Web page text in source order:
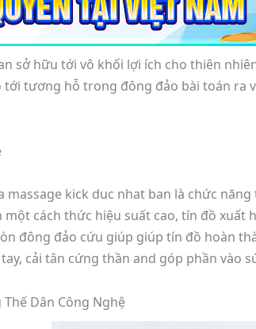
sở hữu tới vô khối lợi ích cho thiên
tương hỗ trong đông đảo bài toán ra
massage kick duc nhat ban là chức
một cách thức hiệu suất cao, tín đồ
đông đảo cứu giúp giúp tín đồ hoàn
cải tân cứng thần and góp phần vào
Dân Công Nghệ